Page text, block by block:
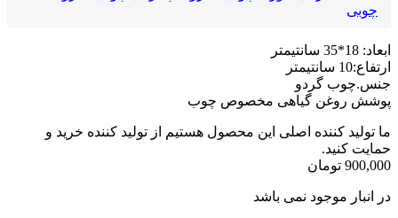
چوبی
ابعاد: 18*35 سانتیمتر
ارتفاع:10 سانتیمتر
جنس.چوب گردو
پوشش روغن گیاهی مخصوص چوب
ما تولید کننده اصلی این محصول هستیم از تولید کننده خرید و
حمایت کنید.
900,000 تومان
در انبار موجود نمی باشد